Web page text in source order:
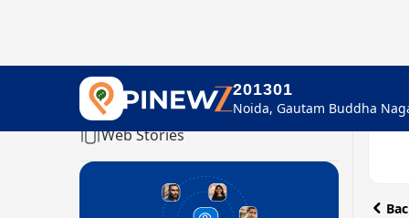
201301
Home
Web Stories